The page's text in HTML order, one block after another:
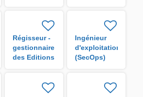
Régisseur -
gestionnaire
des Editions
Ingénieur
d'exploitation
(SecOps)